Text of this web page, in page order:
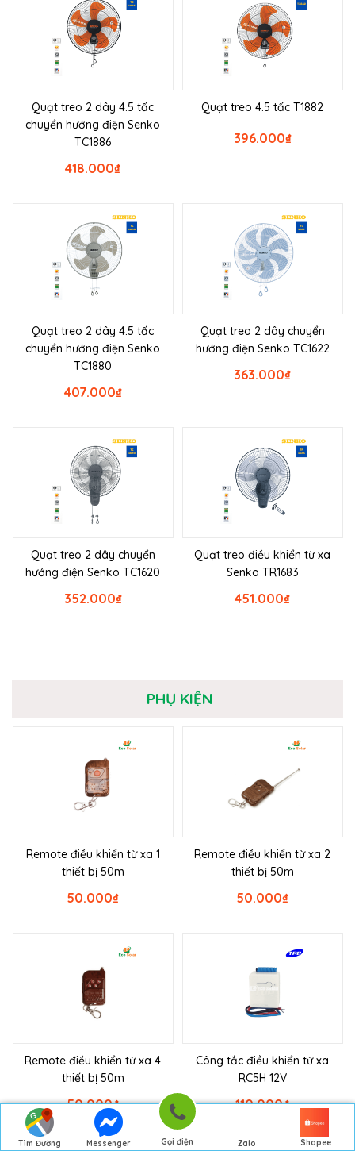
Tìm Đường
Messenger Gọi điện Zalo Shopee
Quạt treo 2 dây 4.5 tấc
chuyển hướng điện Senko
TC1886
₫
418.000
Quạt treo 4.5 tấc T1882
₫
396.000
Quạt treo 2 dây 4.5 tấc
chuyển hướng điện Senko
TC1880
₫
407.000
Quạt treo 2 dây chuyển
hướng điện Senko TC1622
₫
363.000
Quạt treo 2 dây chuyển
hướng điện Senko TC1620
₫
352.000
Quạt treo điều khiển từ xa
Senko TR1683
₫
451.000
PHỤ KIỆN
Remote điều khiển từ xa 1
thiết bị 50m
₫
50.000
Remote điều khiển từ xa 2
thiết bị 50m
₫
50.000
Remote điều khiển từ xa 4
thiết bị 50m
₫
50.000
Công tắc điều khiển từ xa
RC5H 12V
₫
110.000